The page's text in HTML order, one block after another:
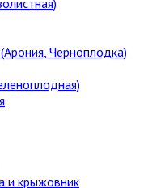
Черноплодка)
и крыжовник